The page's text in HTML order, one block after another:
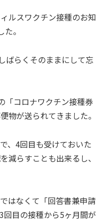
ルスワクチン接種のお知
。
ばらくそのままにして忘
「コロナワクチン接種券
物が送られてきました。
、4回目も受けておいた
減らすことも出来るし、
はなくて「回答書兼申請
目の接種から5ヶ月間が